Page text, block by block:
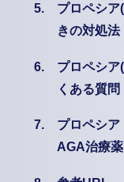
5.
プロペシア
きの対処法
6.
プロペシア
くある質問
7.
プロペシ
AGA治療